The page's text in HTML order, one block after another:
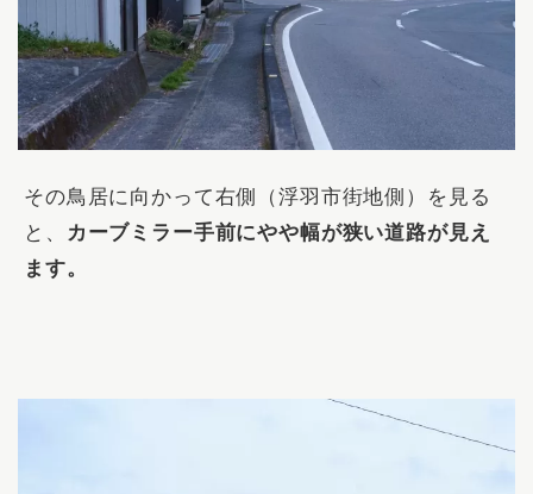
その鳥居に向かって右側（浮羽市街地側）を見る
と、
カーブミラー手前にやや幅が狭い道路が見え
ます。